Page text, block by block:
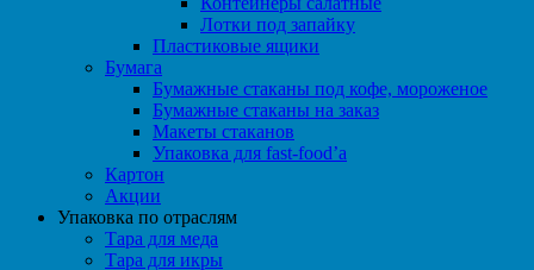
Лотки под запайку
Пластиковые ящики
Бумага
Бумажные стаканы под кофе, мороженое
Бумажные стаканы на заказ
Макеты стаканов
Упаковка для fast-food’а
Картон
Акции
Упаковка по отраслям
Тара для меда
Тара для икры